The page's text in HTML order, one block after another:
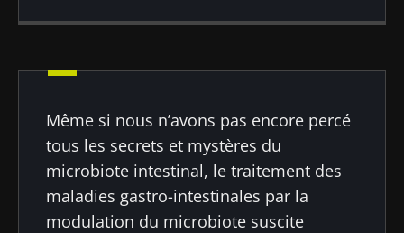
26 août 2021
09 septembre 2024
Même si nous n’avons pas encore percé
tous les secrets et mystères du
microbiote intestinal, le traitement des
maladies gastro-intestinales par la
modulation du microbiote suscite